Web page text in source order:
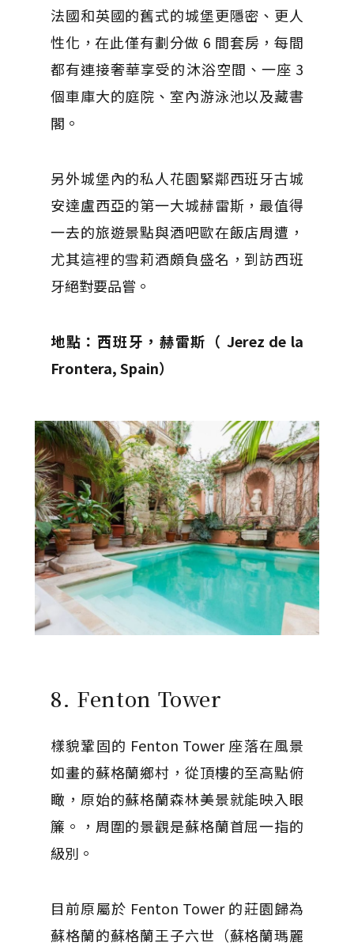
法國和英國的舊式的城堡更隱密、更人
性化，在此僅有劃分做 6 間套房，每間
都有連接奢華享受的沐浴空間、一座 3
個車庫大的庭院、室內游泳池以及藏書
閣。
另外城堡內的私人花園緊鄰西班牙古城
安達盧西亞的第一大城赫雷斯，最值得
一去的旅遊景點與酒吧歐在飯店周遭，
尤其這裡的雪莉酒頗負盛名，到訪西班
牙絕對要品嘗。
地點：西班牙，赫雷斯（ Jerez de la
Frontera, Spain）
8. Fenton Tower
樣貌鞏固的 Fenton Tower 座落在風景
如畫的蘇格蘭鄉村，從頂樓的至高點俯
瞰，原始的蘇格蘭森林美景就能映入眼
簾。，周圍的景觀是蘇格蘭首屈一指的
級別。
目前原屬於 Fenton Tower 的莊園歸為
蘇格蘭的蘇格蘭王子六世（蘇格蘭瑪麗